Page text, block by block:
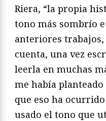
Riera, “la propia
tono más sombrío
anteriores trabajos,
cuenta, una vez
leerla en muchas
me había
que eso ha
usado el tono que